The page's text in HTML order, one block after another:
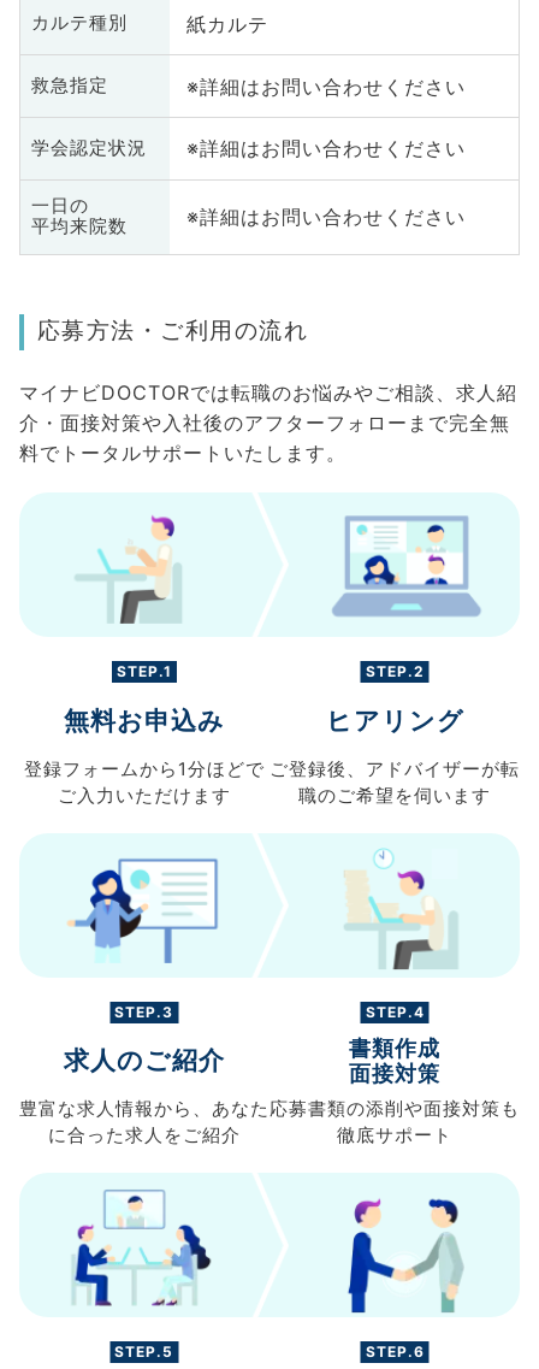
カルテ種別 紙カルテ
救急指定 ※詳細はお問い合わせください
学会認定状況 ※詳細はお問い合わせください
一日の
平均来院数
※詳細はお問い合わせください
応募方法・ご利用の流れ
マイナビDOCTORでは転職のお悩みやご相談、求人紹
介・面接対策や入社後のアフターフォローまで完全無
料でトータルサポートいたします。
STEP.1
無料お申込み
登録フォームから 1分ほどで
ご入力 いただけます
STEP.2
ヒアリング
ご登録後、 アドバイザーが転
職のご希望を伺います
STEP.3
求人のご紹介
豊富な求人情報から、 あなた
に合った求人を ご紹介
STEP.4
書類作成
面接対策
応募書類の添削や面接対策も
徹底サポート
STEP.5 STEP.6